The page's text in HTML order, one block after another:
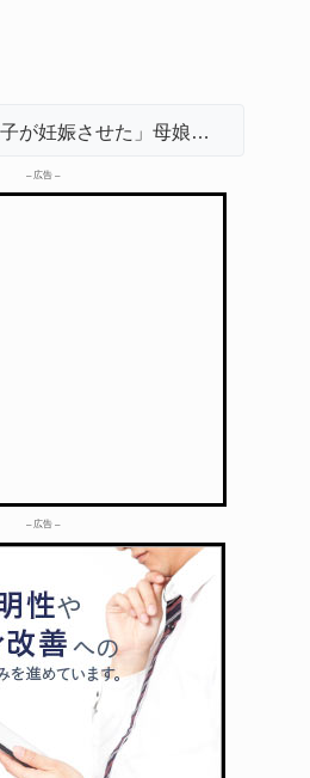
「息子が妊娠させた」母娘だまされ400万円詐欺被害 名張
– 広告 –
– 広告 –